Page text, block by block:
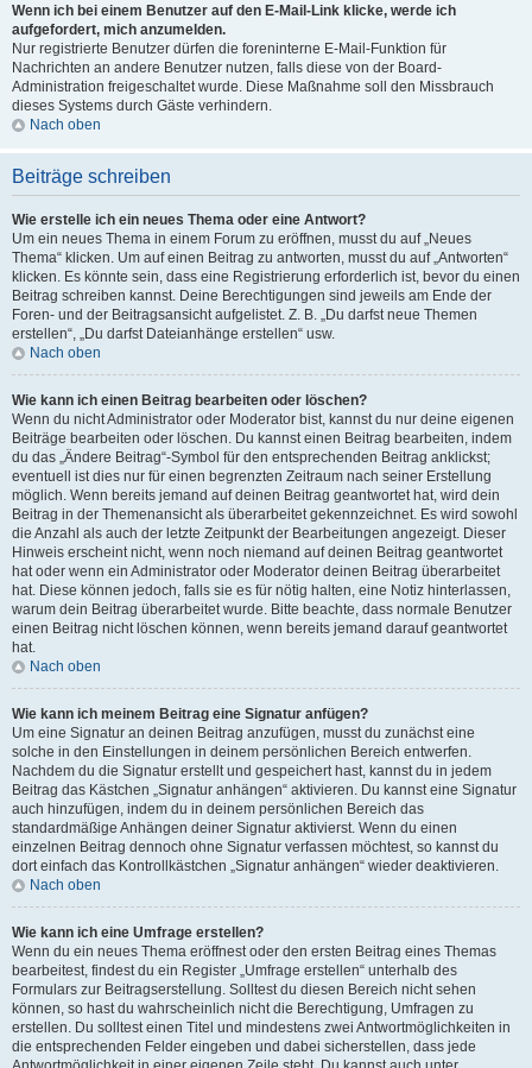
Wenn ich bei einem Benutzer auf den E-Mail-Link klicke, werde ich
aufgefordert, mich anzumelden.
Nur registrierte Benutzer dürfen die foreninterne E-Mail-Funktion für
Nachrichten an andere Benutzer nutzen, falls diese von der Board-
Administration freigeschaltet wurde. Diese Maßnahme soll den Missbrauch
dieses Systems durch Gäste verhindern.
Nach oben
Beiträge schreiben
Wie erstelle ich ein neues Thema oder eine Antwort?
Um ein neues Thema in einem Forum zu eröffnen, musst du auf „Neues
Thema“ klicken. Um auf einen Beitrag zu antworten, musst du auf „Antworten“
klicken. Es könnte sein, dass eine Registrierung erforderlich ist, bevor du einen
Beitrag schreiben kannst. Deine Berechtigungen sind jeweils am Ende der
Foren- und der Beitragsansicht aufgelistet. Z. B. „Du darfst neue Themen
erstellen“, „Du darfst Dateianhänge erstellen“ usw.
Nach oben
Wie kann ich einen Beitrag bearbeiten oder löschen?
Wenn du nicht Administrator oder Moderator bist, kannst du nur deine eigenen
Beiträge bearbeiten oder löschen. Du kannst einen Beitrag bearbeiten, indem
du das „Ändere Beitrag“-Symbol für den entsprechenden Beitrag anklickst;
eventuell ist dies nur für einen begrenzten Zeitraum nach seiner Erstellung
möglich. Wenn bereits jemand auf deinen Beitrag geantwortet hat, wird dein
Beitrag in der Themenansicht als überarbeitet gekennzeichnet. Es wird sowohl
die Anzahl als auch der letzte Zeitpunkt der Bearbeitungen angezeigt. Dieser
Hinweis erscheint nicht, wenn noch niemand auf deinen Beitrag geantwortet
hat oder wenn ein Administrator oder Moderator deinen Beitrag überarbeitet
hat. Diese können jedoch, falls sie es für nötig halten, eine Notiz hinterlassen,
warum dein Beitrag überarbeitet wurde. Bitte beachte, dass normale Benutzer
einen Beitrag nicht löschen können, wenn bereits jemand darauf geantwortet
hat.
Nach oben
Wie kann ich meinem Beitrag eine Signatur anfügen?
Um eine Signatur an deinen Beitrag anzufügen, musst du zunächst eine
solche in den Einstellungen in deinem persönlichen Bereich entwerfen.
Nachdem du die Signatur erstellt und gespeichert hast, kannst du in jedem
Beitrag das Kästchen „Signatur anhängen“ aktivieren. Du kannst eine Signatur
auch hinzufügen, indem du in deinem persönlichen Bereich das
standardmäßige Anhängen deiner Signatur aktivierst. Wenn du einen
einzelnen Beitrag dennoch ohne Signatur verfassen möchtest, so kannst du
dort einfach das Kontrollkästchen „Signatur anhängen“ wieder deaktivieren.
Nach oben
Wie kann ich eine Umfrage erstellen?
Wenn du ein neues Thema eröffnest oder den ersten Beitrag eines Themas
bearbeitest, findest du ein Register „Umfrage erstellen“ unterhalb des
Formulars zur Beitragserstellung. Solltest du diesen Bereich nicht sehen
können, so hast du wahrscheinlich nicht die Berechtigung, Umfragen zu
erstellen. Du solltest einen Titel und mindestens zwei Antwortmöglichkeiten in
die entsprechenden Felder eingeben und dabei sicherstellen, dass jede